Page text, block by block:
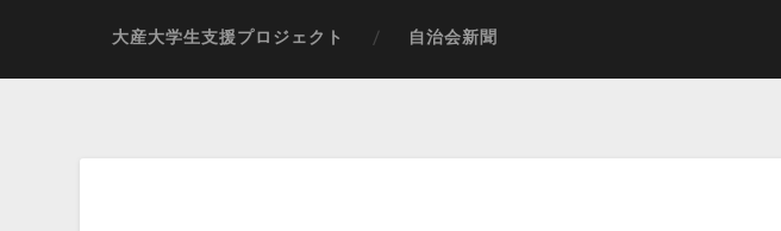
大産大学生支援プロジェクト 自治会新聞